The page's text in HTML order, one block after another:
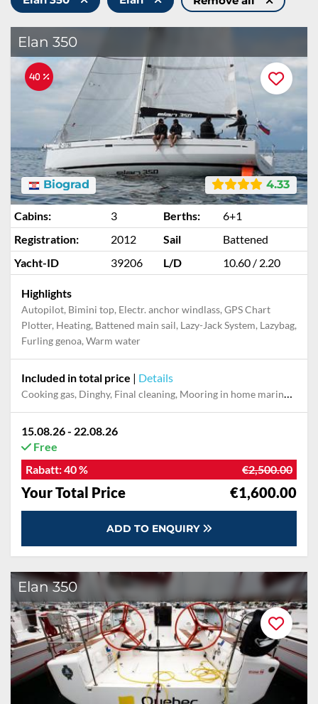
Elan 350
40 %
4.33
Biograd
Cabins: 3 Berths:
6+1
Registration:
2012 Sail
Battened
Yacht-ID
39206 L/D 10.60 / 2.20
Highlights
Autopilot, Bimini top, Electr. anchor windlass, GPS Chart
Plotter, Heating, Battened main sail, Lazy-Jack System, Lazybag,
Furling genoa, Warm water
Included in total price | Details
Cooking gas, Dinghy, Final cleaning, Mooring in home marina during the whole charter, Permit / Transitlog, Pillow, blanket, sheets, duvet cover, WiFi internet on board
15.08.26 - 22.08.26
Free
Rabatt:40 % €2,500.00
Your Total Price €1,600.00
ADD TO ENQUIRY
Elan 350